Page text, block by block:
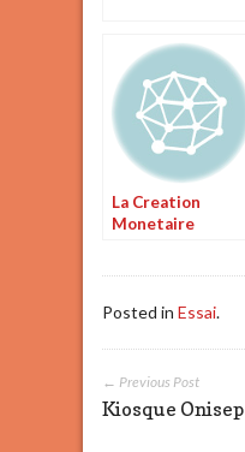
La Creation
Monetaire
Posted in Essai.
← Previous Post
Kiosque Onisep